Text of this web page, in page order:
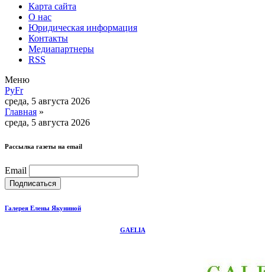
Карта сайта
О нас
Юридическая информация
Контакты
Медиапартнеры
RSS
Меню
РуFr
среда, 5 августа 2026
Главная »
среда, 5 августа 2026
Рассылка газеты на email
Email
Галерея Елены Якуниной
GAELIA